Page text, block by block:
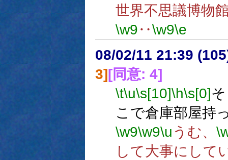
世界不思議博物
\w9‥\w9\e
08/02/11 21:39
3] [同意: 4]
\t\u\s[10]\h\s[0]
こで倉庫部屋持
\w9\w9\u うむ、
して大事にして